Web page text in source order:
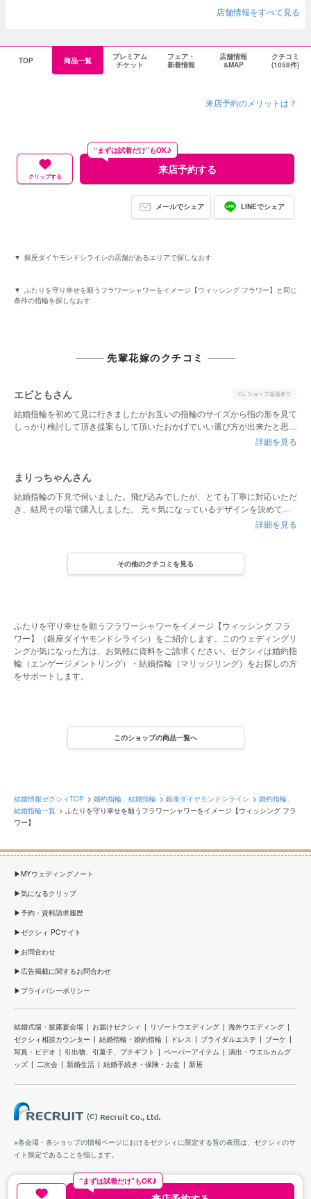
“まずは試着だけ”もOK♪
店舗情報をすべて見る
TOP 商品一覧
プレミアム
チケット
フェア・
新着情報
店舗情報
&MAP
クチコミ
(1058件)
来店予約のメリットは？
クリップする
来店予約する
“まずは試着だけ”もOK♪
メールでシェア LINEでシェア
銀座ダイヤモンドシライシの店舗があるエリアで探しなおす
ふたりを守り幸せを願うフラワーシャワーをイメージ【ウィッシング フラワー】と同じ
条件の指輪を探しなおす
先輩花嫁のクチコミ
エビともさん
結婚指輪を初めて見に行きましたがお互いの指輪のサイズから指の形を見て
しっかり検討して頂き提案もして頂いたおかげでいい選び方が出来たと思い
ます。お互いがとても気に入ったリングを選ぶことが出来たのもダイヤモン
詳細を見る
まりっちゃんさん
結婚指輪の下見で伺いました。飛び込みでしたが、とても丁寧に対応いただ
き、結局その場で購入しました。 元々気になっているデザインを決めて伺
ったのですが、スタッフの方が似合いそうと紹介していただいた指輪がとて
詳細を見る
その他のクチコミを見る
ふたりを守り幸せを願うフラワーシャワーをイメージ【ウィッシング フラ
ワー】（銀座ダイヤモンドシライシ）をご紹介します。このウェディングリ
ングが気になった方は、お気軽に資料をご請求ください。ゼクシィは婚約指
輪（エンゲージメントリング）・結婚指輪（マリッジリング）をお探しの方
をサポートします。
このショップの商品一覧へ
結婚情報ゼクシィTOP 婚約指輪、結婚指輪 銀座ダイヤモンドシライシ
婚約指輪、
結婚指輪一覧
ふたりを守り幸せを願うフラワーシャワーをイメージ【ウィッシング フラ
ワー】
MYウェディングノート
気になるクリップ
予約・資料請求履歴
ゼクシィ PCサイト
お問合わせ
広告掲載に関するお問合わせ
プライバシーポリシー
結婚式場・披露宴会場 お届けゼクシィ リゾートウエディング
海外ウエディング
ゼクシィ相談カウンター
結婚指輪・婚約指輪 ドレス ブライダルエステ
ブーケ
写真・ビデオ
引出物、引菓子、プチギフト ペーパーアイテム
演出・ウエルカムグ
ッズ
二次会 新婚生活 結婚手続き・保険・お金 新居
※各会場・各ショップの情報ページにおけるゼクシィに限定する旨の表現は、ゼクシィのサ
イト限定であることを指します。